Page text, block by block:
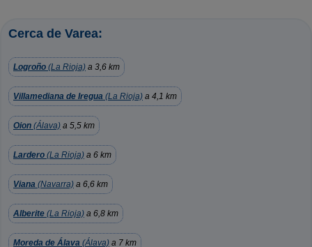
Cerca de Varea:
Logroño (La Rioja) a 3,6 km
Villamediana de Iregua (La Rioja) a 4,1 km
Oion (Álava) a 5,5 km
Lardero (La Rioja) a 6 km
Viana (Navarra) a 6,6 km
Alberite (La Rioja) a 6,8 km
Moreda de Álava (Álava) a 7 km